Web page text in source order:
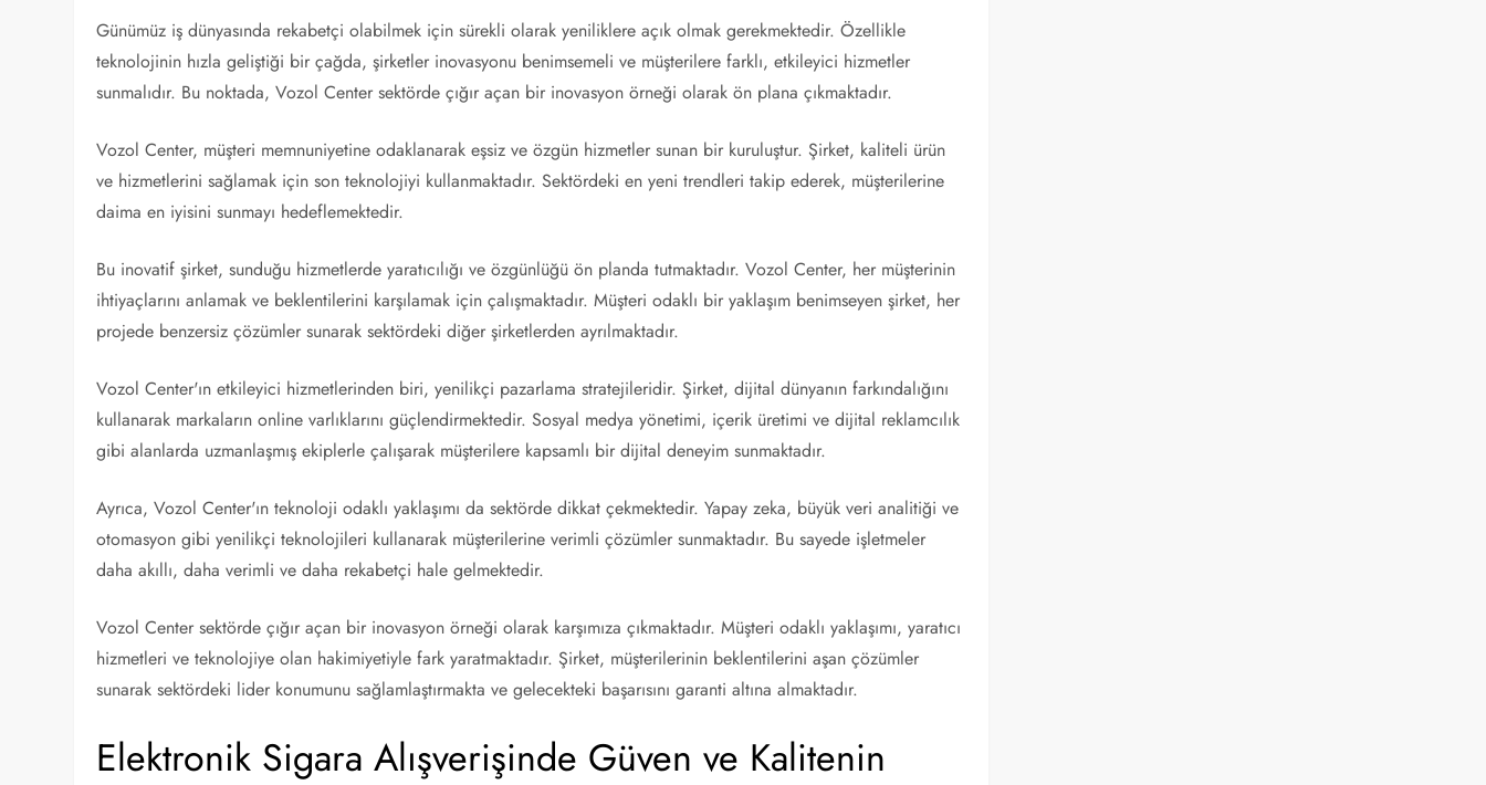
Günümüz iş dünyasında rekabetçi olabilmek için sürekli olarak yeniliklere açık olmak gerekmektedir. Özellikle
teknolojinin hızla geliştiği bir çağda, şirketler inovasyonu benimsemeli ve müşterilere farklı, etkileyici hizmetler
sunmalıdır. Bu noktada, Vozol Center sektörde çığır açan bir inovasyon örneği olarak ön plana çıkmaktadır.
Vozol Center, müşteri memnuniyetine odaklanarak eşsiz ve özgün hizmetler sunan bir kuruluştur. Şirket, kaliteli ürün
ve hizmetlerini sağlamak için son teknolojiyi kullanmaktadır. Sektördeki en yeni trendleri takip ederek, müşterilerine
daima en iyisini sunmayı hedeflemektedir.
Bu inovatif şirket, sunduğu hizmetlerde yaratıcılığı ve özgünlüğü ön planda tutmaktadır. Vozol Center, her müşterinin
ihtiyaçlarını anlamak ve beklentilerini karşılamak için çalışmaktadır. Müşteri odaklı bir yaklaşım benimseyen şirket, her
projede benzersiz çözümler sunarak sektördeki diğer şirketlerden ayrılmaktadır.
Vozol Center'ın etkileyici hizmetlerinden biri, yenilikçi pazarlama stratejileridir. Şirket, dijital dünyanın farkındalığını
kullanarak markaların online varlıklarını güçlendirmektedir. Sosyal medya yönetimi, içerik üretimi ve dijital reklamcılık
gibi alanlarda uzmanlaşmış ekiplerle çalışarak müşterilere kapsamlı bir dijital deneyim sunmaktadır.
Ayrıca, Vozol Center'ın teknoloji odaklı yaklaşımı da sektörde dikkat çekmektedir. Yapay zeka, büyük veri analitiği ve
otomasyon gibi yenilikçi teknolojileri kullanarak müşterilerine verimli çözümler sunmaktadır. Bu sayede işletmeler
daha akıllı, daha verimli ve daha rekabetçi hale gelmektedir.
Vozol Center sektörde çığır açan bir inovasyon örneği olarak karşımıza çıkmaktadır. Müşteri odaklı yaklaşımı, yaratıcı
hizmetleri ve teknolojiye olan hakimiyetiyle fark yaratmaktadır. Şirket, müşterilerinin beklentilerini aşan çözümler
sunarak sektördeki lider konumunu sağlamlaştırmakta ve gelecekteki başarısını garanti altına almaktadır.
Elektronik Sigara Alışverişinde Güven ve Kalitenin